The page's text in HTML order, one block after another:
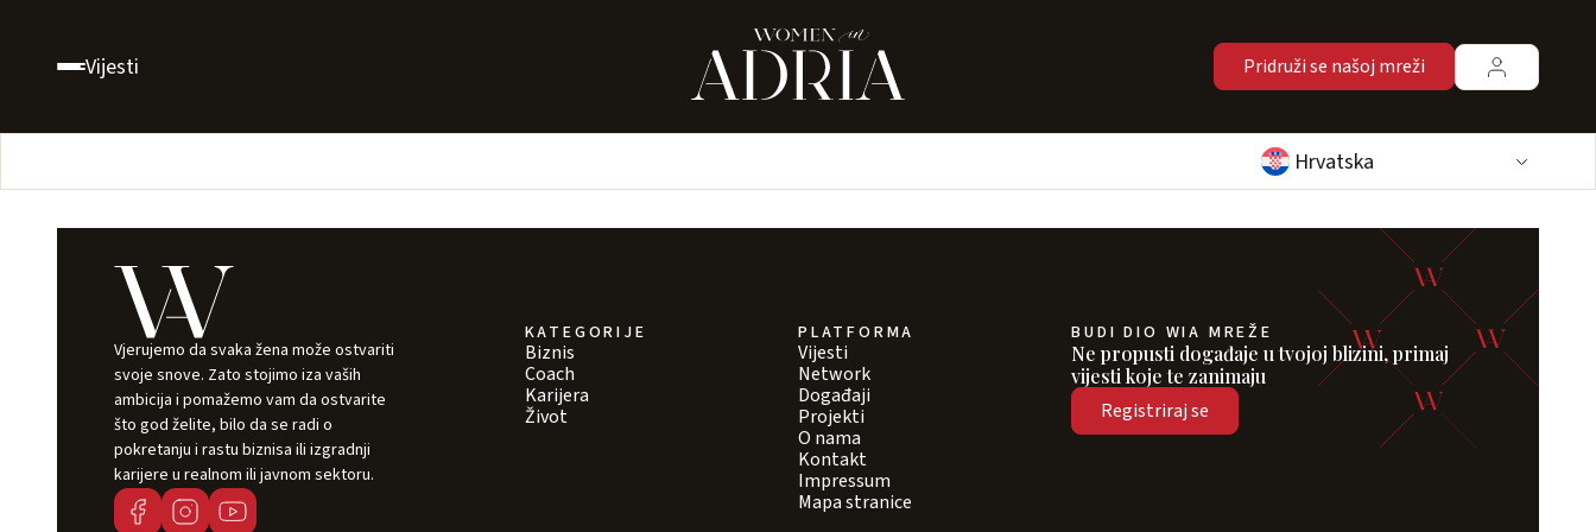
Vijesti Pridruži se našoj mreži
Hrvatska
Vjerujemo da svaka žena može ostvariti
svoje snove. Zato stojimo iza vaših
ambicija i pomažemo vam da ostvarite
što god želite, bilo da se radi o
pokretanju i rastu biznisa ili izgradnji
karijere u realnom ili javnom sektoru.
KATEGORIJE
Biznis
Coach
Karijera
Život
PLATFORMA
Vijesti
Network
Događaji
Projekti
O nama
Kontakt
Impressum
Mapa stranice
BUDI DIO WIA MREŽE
Ne propusti događaje u tvojoj blizini, primaj
vijesti koje te zanimaju
Registriraj se